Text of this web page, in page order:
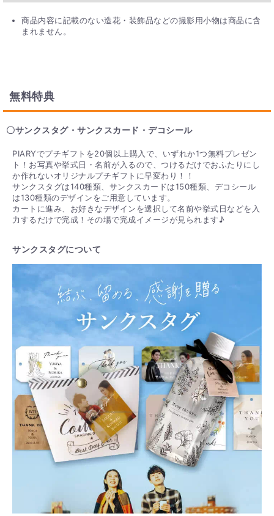
商品内容に記載のない造花・装飾品などの撮影用小物は商品に含
まれません。
無料特典
〇サンクスタグ・サンクスカード・デコシール
PIARYでプチギフトを20個以上購入で、いずれか1つ無料プレゼン
ト！お写真や挙式日・名前が入るので、つけるだけでおふたりにし
か作れないオリジナルプチギフトに早変わり！！
サンクスタグは140種類、サンクスカードは150種類、デコシール
は130種類のデザインをご用意しています。
カートに進み、お好きなデザインを選択して名前や挙式日などを入
力するだけで完成！その場で完成イメージが見られます♪
サンクスタグについて